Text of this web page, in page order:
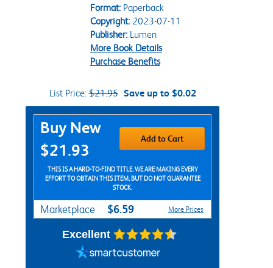
Format:Paperback
Copyright:2023-07-11
Publisher:Lumen
More Book Details
Purchase Benefits
List Price:$21.95 Save up to $0.02
Purchase Options
Buy New
$21.93
Add to Cart
THIS IS A HARD-TO-FIND TITLE. WE ARE MAKING EVERY
EFFORT TO OBTAIN THIS ITEM, BUT DO NOT GUARANTEE
STOCK.
Marketplace $6.59 More Prices
Excellent